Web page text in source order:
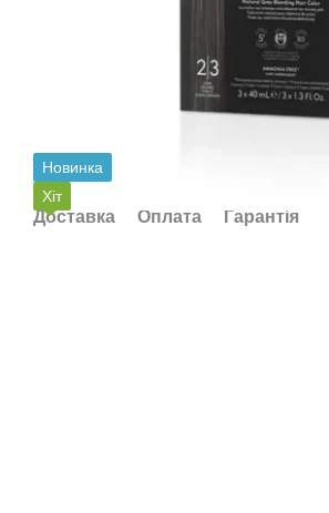
Новинка
Хіт
Доставка Оплата Гарантія